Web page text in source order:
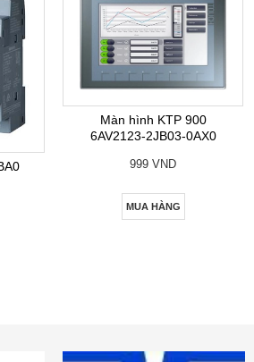
Màn hình KTP 900
6AV2123-2JB03-0AX0
999 VND
MUA HÀNG